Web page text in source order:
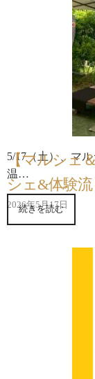
【マルシェ
シェ&体験
2026年5月17日
5/17（土）、マ
温…
続きを読む